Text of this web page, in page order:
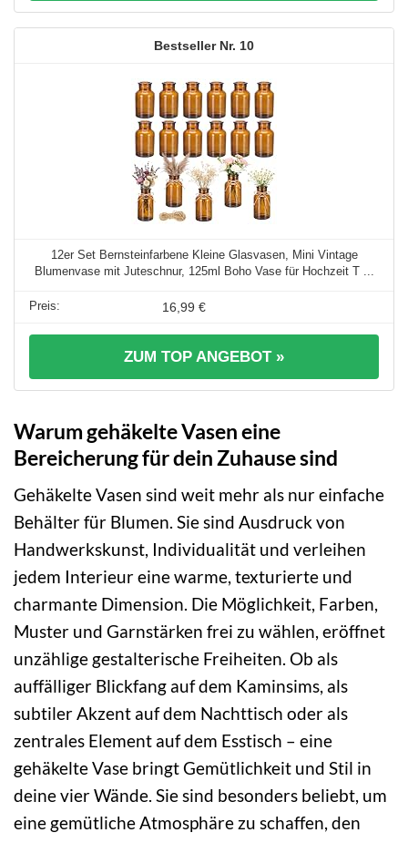
10
12er Set Bernsteinfarbene Kleine Glasvasen, Mini Vintage
Blumenvase mit Juteschnur, 125ml Boho Vase für Hochzeit T ...
16,99 €
ZUM TOP ANGEBOT »
Warum gehäkelte Vasen eine
Bereicherung für dein Zuhause sind
Gehäkelte Vasen sind weit mehr als nur einfache
Behälter für Blumen. Sie sind Ausdruck von
Handwerkskunst, Individualität und verleihen
jedem Interieur eine warme, texturierte und
charmante Dimension. Die Möglichkeit, Farben,
Muster und Garnstärken frei zu wählen, eröffnet
unzählige gestalterische Freiheiten. Ob als
auffälliger Blickfang auf dem Kaminsims, als
subtiler Akzent auf dem Nachttisch oder als
zentrales Element auf dem Esstisch – eine
gehäkelte Vase bringt Gemütlichkeit und Stil in
deine vier Wände. Sie sind besonders beliebt, um
eine gemütliche Atmosphäre zu schaffen, den